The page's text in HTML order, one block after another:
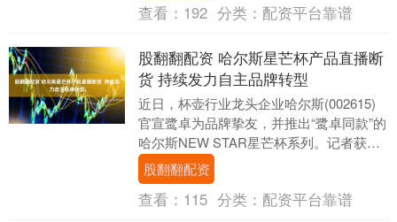
查看： 192 分类： 配资平台靠谱
股翻翻配资 哈尔斯星芒杯产品直播断
货 持续发力自主品牌转型
近日，杯壶行业龙头企业哈尔斯(002615)
官宣鹭卓为品牌挚友，并推出“鹭卓同款”的
哈尔斯NEW STAR星芒杯系列。记者获
悉，在当日的直播中，单价159元的“....
股翻翻配资
查看： 115 分类： 配资平台靠谱